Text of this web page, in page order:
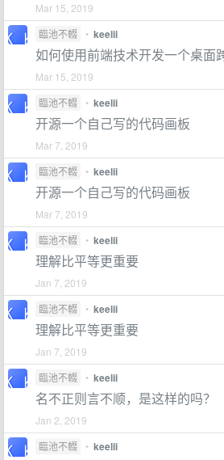
Mar 15, 2019
臨池不輟
• keelii
如何使用前端技术开发一个桌面
Mar 15, 2019
臨池不輟
• keelii
开源一个自己写的代码画板
Mar 7, 2019
臨池不輟
• keelii
开源一个自己写的代码画板
Mar 7, 2019
臨池不輟
• keelii
理解比平等更重要
Jan 7, 2019
臨池不輟
• keelii
理解比平等更重要
Jan 7, 2019
臨池不輟
• keelii
名不正则言不顺，是这样的吗？
Jan 2, 2019
臨池不輟
• keelii